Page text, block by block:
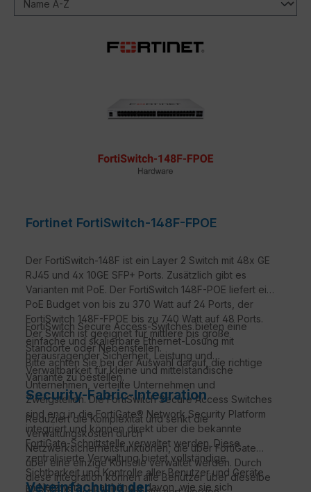
Fortinet FortiSwitch-148F-FPOE
Der FortiSwitch-148F ist ein Layer 2 Switch mit 48x GE
RJ45 und 4x 10GE SFP+ Ports. Zusätzlich gibt es
Varianten mit PoE. Der FortiSwitch 148F-POE liefert ein
PoE Budget von bis zu 370 Watt auf 24 Ports, der
FortiSwitch 148F-FPOE bis zu 740 Watt auf 48 Ports.
Der Switch ist geeignet für mittlere bis große
Standorte oder Nebenstellen.
Bitte achten Sie bei der Auswahl darauf, die richtige
Variante zu bestellen.
FortiSwitch Secure Access-Switches bieten eine
einfache und skalierbare Ethernet-Lösung mit
herausragender Sicherheit, Leistung und
Verwaltbarkeit für kleine und mittelständische
Unternehmen, verteilte Unternehmen und
Zweigstellen. Die FortiSwitch Secure Access Switches
sind eng in die FortiGate® Network Security Platform
integriert und können direkt über die bekannte
FortiGate-Schnittstelle verwaltet werden. Diese
zentralisierte Verwaltung bietet vollständige
Sichtbarkeit und Kontrolle aller Benutzer und Geräte
im Netzwerk, unabhängig davon, wie sie sich
Security-Fabric-Integration
Reduziert die Komplexität und senkt die
Verwaltungskosten durch
Netzwerksicherheitsfunktionen, die über FortiGate
über eine einzige Konsole verwaltet werden. Durch
diese Integration können alle Benutzer über dieselbe
Vereinfachung der